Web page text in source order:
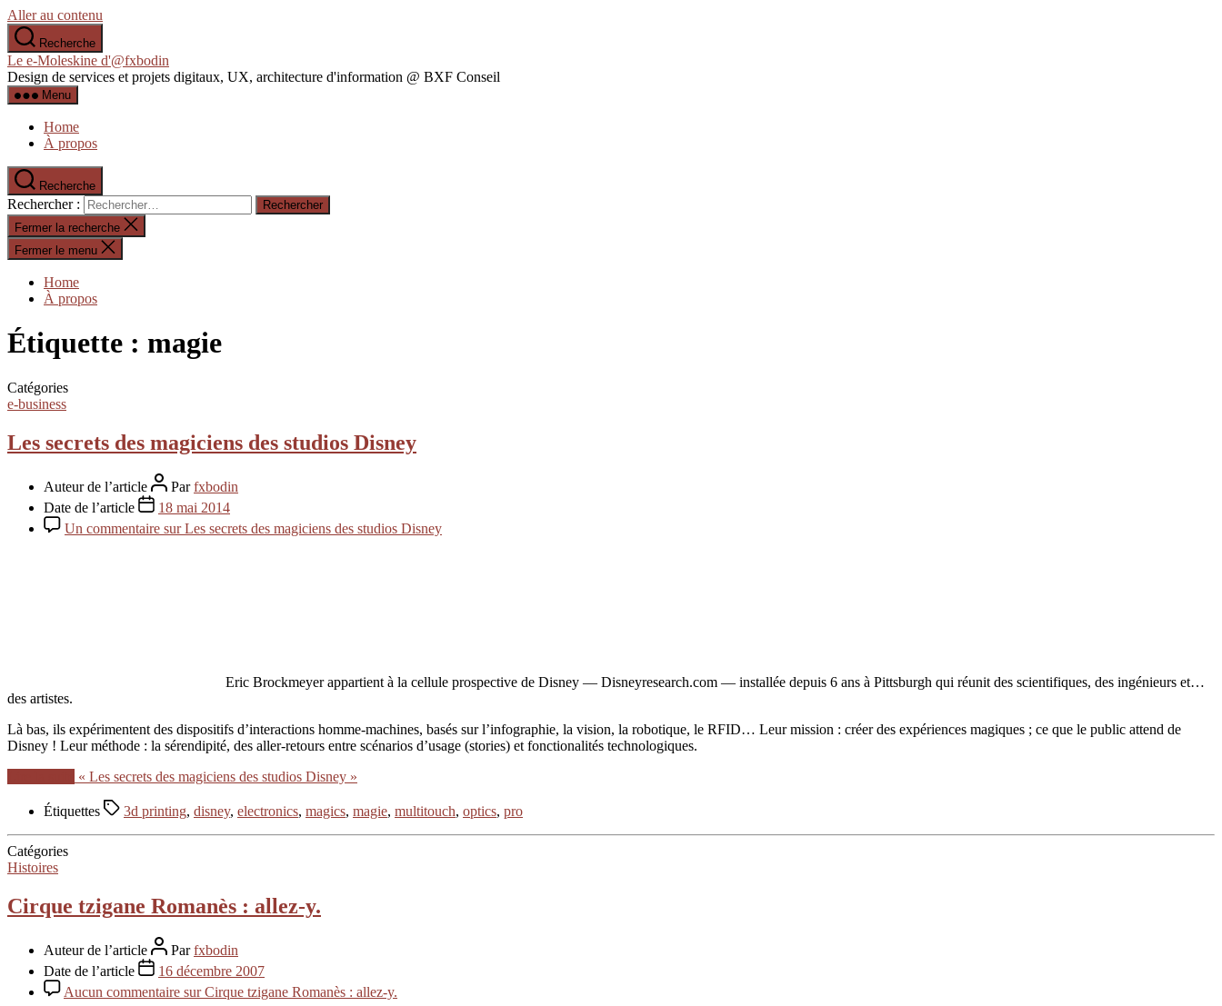
Aller au contenu
Recherche
Le e-Moleskine d'@fxbodin
Design de services et projets digitaux, UX, architecture d'information @ BXF Conseil
Menu
Home
À propos
Recherche
Rechercher :
Fermer la recherche
Fermer le menu
Home
À propos
Étiquette : magie
Catégories
e-business
Les secrets des magiciens des studios Disney
Auteur de l’article Parfxbodin
Date de l’article
18 mai 2014
Un commentaire sur Les secrets des magiciens des studios Disney
Eric Brockmeyer appartient à la cellule prospective de Disney — Disneyresearch.com — installée depuis 6 ans à Pittsburgh qui réunit des scientifiques, des ingénieurs et…
des artistes.
Là bas, ils expérimentent des dispositifs d’interactions homme-machines, basés sur l’infographie, la vision, la robotique, le RFID… Leur mission : créer des expériences magiques ; ce que le public attend de
Disney ! Leur méthode : la sérendipité, des aller-retours entre scénarios d’usage (stories) et fonctionalités technologiques.
« Les secrets des magiciens des studios Disney »
Étiquettes 3d printing, disney, electronics, magics, magie, multitouch, optics, pro
Catégories
Histoires
Cirque tzigane Romanès : allez-y.
Auteur de l’article Parfxbodin
Date de l’article
16 décembre 2007
Aucun commentaire sur Cirque tzigane Romanès : allez-y.